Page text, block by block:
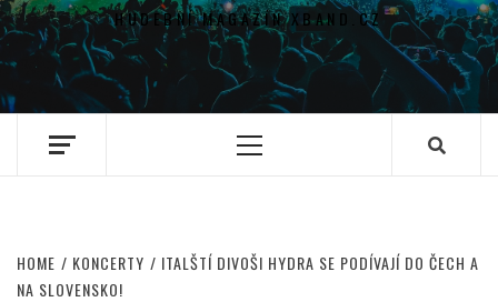
HUDEBNÍ MAGAZÍN XBAND.CZ
Primary
HOME KONCERTY
ITALŠTÍ DIVOŠI HYDRA SE PODÍVAJÍ DO ČECH A
NA SLOVENSKO!